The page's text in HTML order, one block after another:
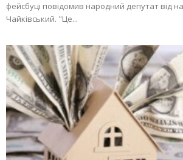
фейсбуці повідомив народний депутат від
Чайківський. "Це...